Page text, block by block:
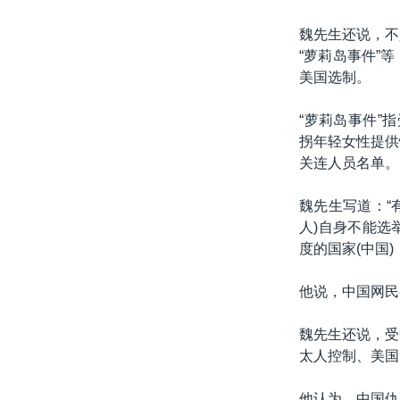
魏先生还说，
“萝莉岛事件”
美国选制。
“萝莉岛事件”
拐年轻女性提
关连人员名单。
魏先生写道：“
人)自身不能选
度的国家(中国)
他说，中国网
魏先生还说，
太人控制、美